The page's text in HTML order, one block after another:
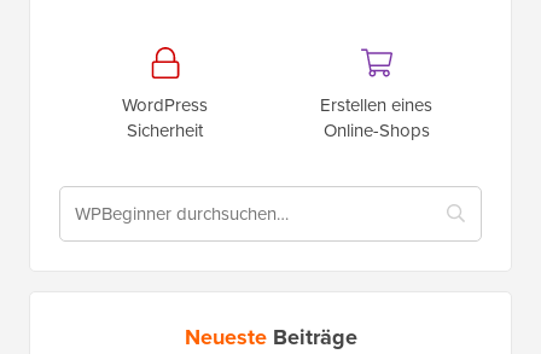
WordPress
Sicherheit
Erstellen eines
Online-Shops
Neueste Beiträge